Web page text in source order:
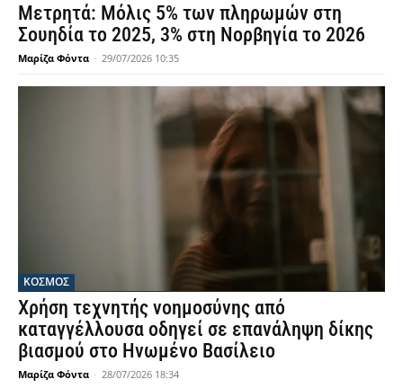
Μετρητά: Μόλις 5% των πληρωμών στη
Σουηδία το 2025, 3% στη Νορβηγία το 2026
Μαρίζα Φόντα - 29/07/2026 10:35
ΚΟΣΜΟΣ
Χρήση τεχνητής νοημοσύνης από
καταγγέλλουσα οδηγεί σε επανάληψη δίκης
βιασμού στο Ηνωμένο Βασίλειο
Μαρίζα Φόντα - 28/07/2026 18:34